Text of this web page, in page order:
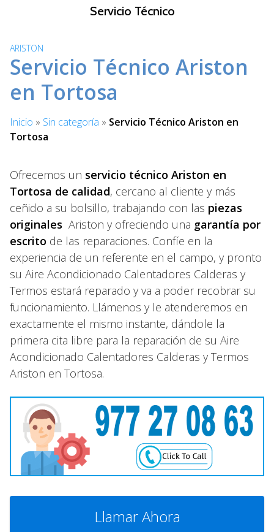
Servicio Técnico
ARISTON
Servicio Técnico Ariston
en Tortosa
Inicio » Sin categoría » Servicio Técnico Ariston en
Tortosa
Ofrecemos un servicio técnico Ariston en
Tortosa de calidad, cercano al cliente y más
ceñido a su bolsillo, trabajando con las piezas
originales Ariston y ofreciendo una garantía por
escrito de las reparaciones. Confíe en la
experiencia de un referente en el campo, y pronto
su Aire Acondicionado Calentadores Calderas y
Termos estará reparado y va a poder recobrar su
funcionamiento. Llámenos y le atenderemos en
exactamente el mismo instante, dándole la
primera cita libre para la reparación de su Aire
Acondicionado Calentadores Calderas y Termos
Ariston en Tortosa.
Llamar Ahora